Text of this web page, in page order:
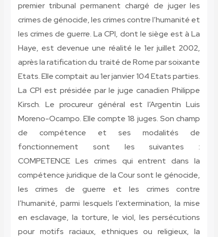
premier tribunal permanent chargé de juger les
crimes de génocide, les crimes contre l’humanité et
les crimes de guerre. La CPI, dont le siège est à La
Haye, est devenue une réalité le 1er juillet 2002,
après la ratification du traité de Rome par soixante
Etats. Elle comptait au 1er janvier 104 Etats parties.
La CPI est présidée par le juge canadien Philippe
Kirsch. Le procureur général est l’Argentin Luis
Moreno-Ocampo. Elle compte 18 juges. Son champ
de compétence et ses modalités de
fonctionnement sont les suivantes :
COMPETENCE Les crimes qui entrent dans la
compétence juridique de la Cour sont le génocide,
les crimes de guerre et les crimes contre
l’humanité, parmi lesquels l’extermination, la mise
en esclavage, la torture, le viol, les persécutions
pour motifs raciaux, ethniques ou religieux, la